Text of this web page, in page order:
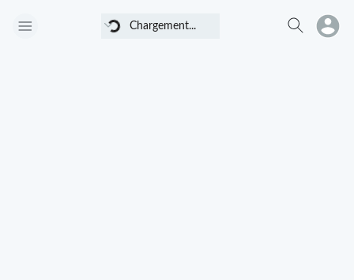
Chargement... Chargement...